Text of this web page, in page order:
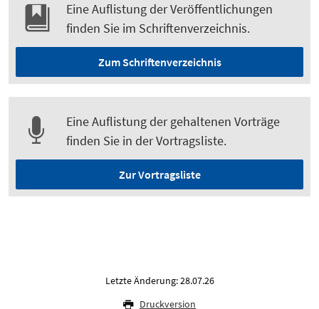
Eine Auflistung der Veröffentlichungen
finden Sie im Schriftenverzeichnis.
Zum Schriftenverzeichnis
Eine Auflistung der gehaltenen Vorträge
finden Sie in der Vortragsliste.
Zur Vortragsliste
Letzte Änderung: 28.07.26
Druckversion